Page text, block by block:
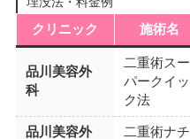
クリニック
施術名
品川美容外
科
二重術スー
パークイッ
ク法
品川美容外
二重術ナチ